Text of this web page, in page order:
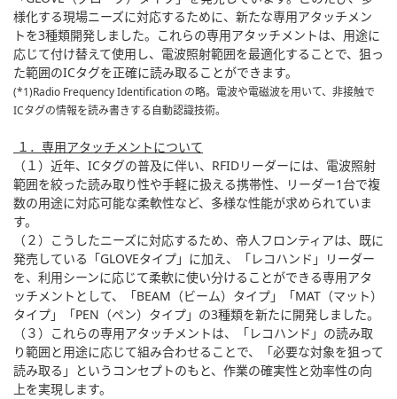
様化する現場ニーズに対応するために、新たな専用アタッチメン
トを3種類開発しました。これらの専用アタッチメントは、用途に
応じて付け替えて使用し、電波照射範囲を最適化することで、狙っ
た範囲のICタグを正確に読み取ることができます。
(*1)Radio Frequency Identification の略。電波や電磁波を用いて、非接触で
ICタグの情報を読み書きする自動認識技術。
１．専用アタッチメントについて
（１）近年、ICタグの普及に伴い、RFIDリーダーには、電波照射
範囲を絞った読み取り性や手軽に扱える携帯性、リーダー1台で複
数の用途に対応可能な柔軟性など、多様な性能が求められていま
す。
（２）こうしたニーズに対応するため、帝人フロンティアは、既に
発売している「GLOVEタイプ」に加え、「レコハンド」リーダー
を、利用シーンに応じて柔軟に使い分けることができる専用アタ
ッチメントとして、「BEAM（ビーム）タイプ」「MAT（マット）
タイプ」「PEN（ペン）タイプ」の3種類を新たに開発しました。
（３）これらの専用アタッチメントは、「レコハンド」の読み取
り範囲と用途に応じて組み合わせることで、「必要な対象を狙って
読み取る」というコンセプトのもと、作業の確実性と効率性の向
上を実現します。